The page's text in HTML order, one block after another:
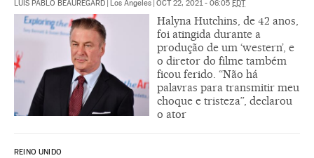
LUIS PABLO BEAUREGARD Los Angeles OCT 22, 2021 - 06:05 EDT
Halyna Hutchins, de 42 anos,
foi atingida durante a
produção de um ‘western’, e
o diretor do filme também
ficou ferido. “Não há
palavras para transmitir meu
choque e tristeza”, declarou
o ator
REINO UNIDO